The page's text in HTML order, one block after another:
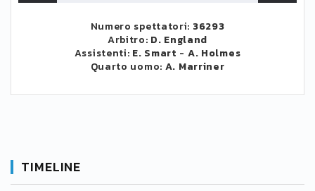
Numero spettatori: 36293
Arbitro: D. England
Assistenti: E. Smart - A. Holmes
Quarto uomo: A. Marriner
TIMELINE